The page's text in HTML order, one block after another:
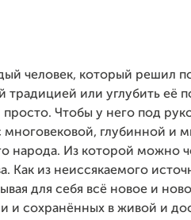
человек, который решил
традицией или углубить её
просто. Чтобы у него под
многовековой, глубинной и
народа. Из которой можно
Как из неиссякаемого
для себя всё новое и
и сохранённых в живой и